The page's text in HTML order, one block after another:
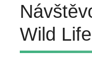
Wild